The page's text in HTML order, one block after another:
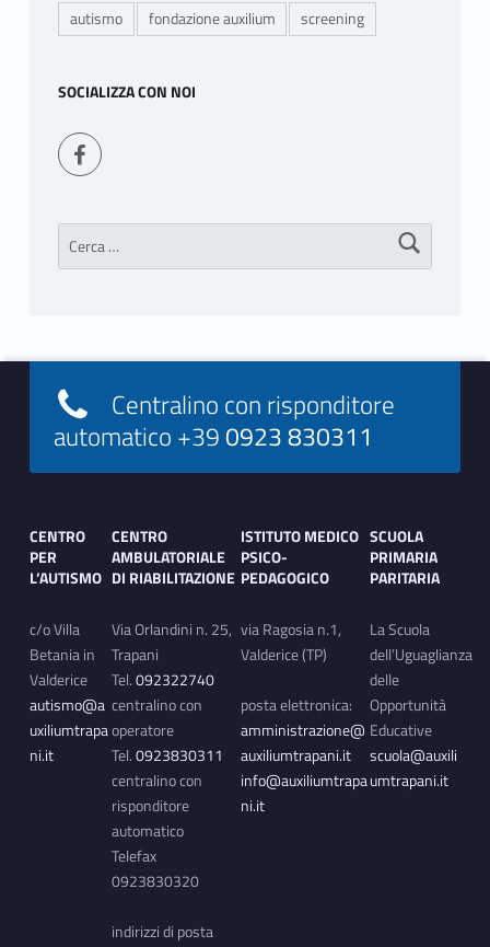
autismo fondazione auxilium screening
SOCIALIZZA CON NOI
Seguici su Facebook
Ricerca per:
Footer info sidebar
Centralino con risponditore
automatico +390923 830311
CENTRO
PER
L’AUTISMO
c/o Villa
Betania in
Valderice
autismo@a
uxiliumtrapa
ni.it
CENTRO
AMBULATORIALE
DI RIABILITAZIONE
Via Orlandini n. 25,
Trapani
Tel.092322740
centralino con
operatore
Tel.0923830311
centralino con
risponditore
automatico
Telefax
0923830320
indirizzi di posta
ISTITUTO MEDICO
PSICO-
PEDAGOGICO
via Ragosia n.1,
Valderice (TP)
posta elettronica:
amministrazione@
auxiliumtrapani.it
info@auxiliumtrapa
ni.it
SCUOLA
PRIMARIA
PARITARIA
La Scuola
dell’Uguaglianza
delle
Opportunità
Educative
scuola@auxili
umtrapani.it